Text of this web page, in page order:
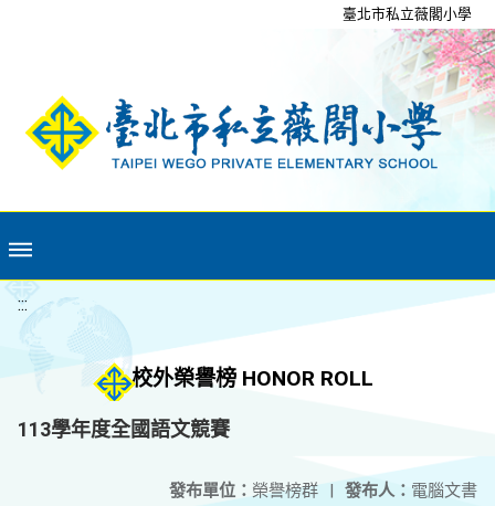
臺北市私立薇閣小學
:::
校外榮譽榜 HONOR ROLL
113學年度全國語文競賽
發布人： 電腦文書
發布單位： 榮譽榜群 |